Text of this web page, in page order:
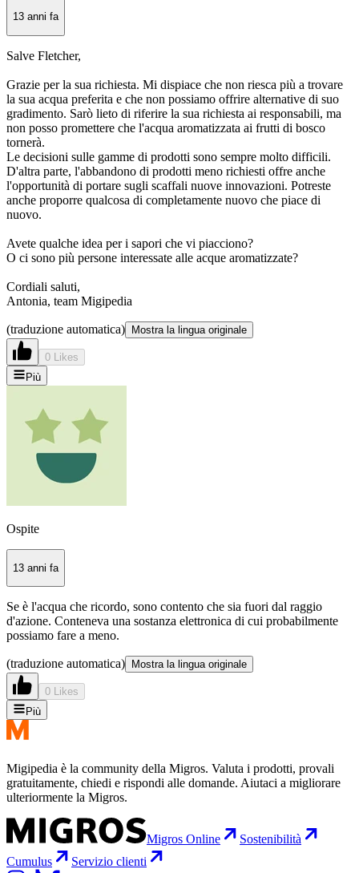
13 anni fa
Salve Fletcher,
Grazie per la sua richiesta. Mi dispiace che non riesca più a trovare
la sua acqua preferita e che non possiamo offrire alternative di suo
gradimento. Sarò lieto di riferire la sua richiesta ai responsabili, ma
non posso promettere che l'acqua aromatizzata ai frutti di bosco
tornerà.
Le decisioni sulle gamme di prodotti sono sempre molto difficili.
D'altra parte, l'abbandono di prodotti meno richiesti offre anche
l'opportunità di portare sugli scaffali nuove innovazioni. Potreste
anche proporre qualcosa di completamente nuovo che piace di
nuovo.
Avete qualche idea per i sapori che vi piacciono?
O ci sono più persone interessate alle acque aromatizzate?
Cordiali saluti,
Antonia, team Migipedia
(traduzione automatica) Mostra la lingua originale
0 Likes
Più
Ospite
13 anni fa
Se è l'acqua che ricordo, sono contento che sia fuori dal raggio
d'azione. Conteneva una sostanza elettronica di cui probabilmente
possiamo fare a meno.
(traduzione automatica) Mostra la lingua originale
0 Likes
Più
Migipedia è la community della Migros. Valuta i prodotti, provali
gratuitamente, chiedi e rispondi alle domande. Aiutaci a migliorare
ulteriormente la Migros.
Migros Online
Sostenibilità
Cumulus
Servizio clienti